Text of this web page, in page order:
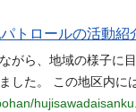
トロールの活動紹
がら、地域の様子に
した。 この地区内に